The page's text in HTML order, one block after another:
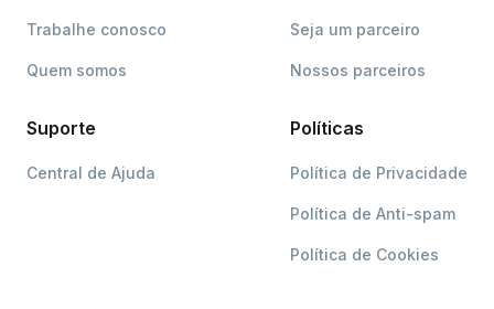
Trabalhe conosco
Quem somos
Seja um parceiro
Nossos parceiros
Suporte
Central de Ajuda
Políticas
Política de Privacidade
Política de Anti-spam
Política de Cookies